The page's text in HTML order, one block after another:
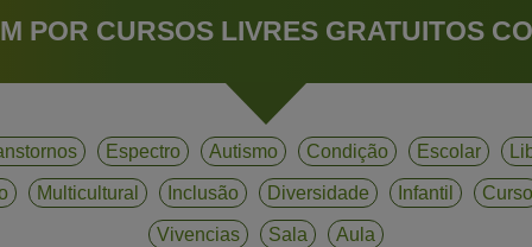
POR CURSOS LIVRES GRATUITOS
Espectro Autismo Condição Escolar
Multicultural Inclusão Diversidade Infantil Curso
Vivencias Sala Aula